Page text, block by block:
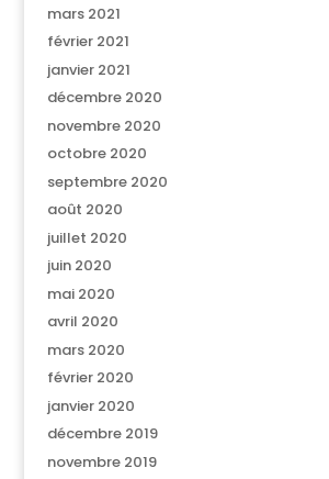
mars 2021
février 2021
janvier 2021
décembre 2020
novembre 2020
octobre 2020
septembre 2020
août 2020
juillet 2020
juin 2020
mai 2020
avril 2020
mars 2020
février 2020
janvier 2020
décembre 2019
novembre 2019